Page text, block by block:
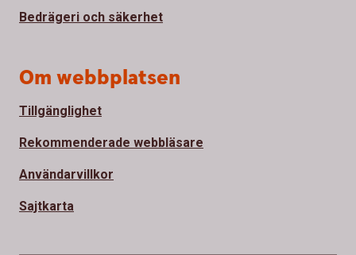
Bedrägeri och säkerhet
Om webbplatsen
Tillgänglighet
Rekommenderade webbläsare
Användarvillkor
Sajtkarta